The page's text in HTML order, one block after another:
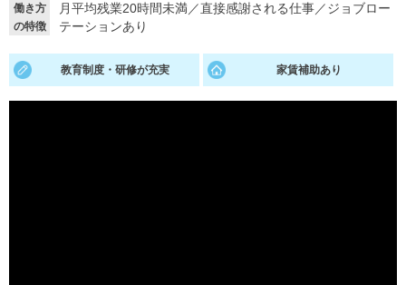
就活ノウハウが満載！ お役立ち記事・相談室など
働き方
の特徴
月平均残業20時間未満／直接感謝される仕事／ジョブロー
テーションあり
教育制度・研修が充実 家賃補助あり